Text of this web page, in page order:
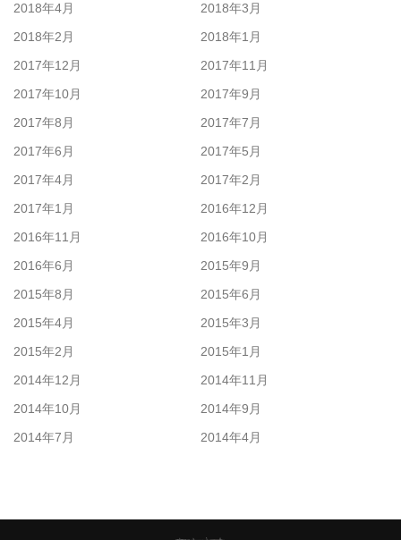
2018年4月
2018年3月
2018年2月
2018年1月
2017年12月
2017年11月
2017年10月
2017年9月
2017年8月
2017年7月
2017年6月
2017年5月
2017年4月
2017年2月
2017年1月
2016年12月
2016年11月
2016年10月
2016年6月
2015年9月
2015年8月
2015年6月
2015年4月
2015年3月
2015年2月
2015年1月
2014年12月
2014年11月
2014年10月
2014年9月
2014年7月
2014年4月